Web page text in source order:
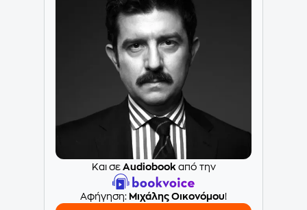
Και σε Audiobookαπό την
Aφήγηση: Μιχάλης Οικονόμου!